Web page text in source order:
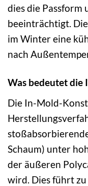
dies die Passform
beeinträchtigt.
im Winter eine
nach
Was bedeutet
Die In-Mold-
Schaum) unter
der äußeren
wird. Dies führt